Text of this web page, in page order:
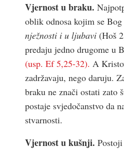
Vjernost u braku.
oblik odnosa kojim se Bog
nježnosti i u ljubavi (Hoš
predaju jedno drugome u
(usp. Ef 5,25-32). A
zadržavaju, nego daruju.
braku ne znači ostati zato
postaje svjedočanstvo da
stvarnosti.
Vjernost u kušnji.